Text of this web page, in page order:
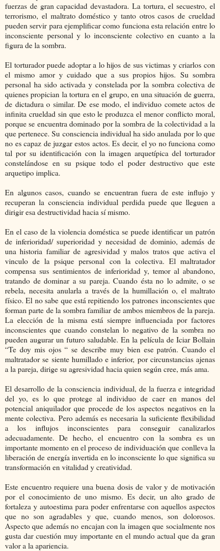
fuerzas de gran capacidad devastadora. La tortura, el secuestro, el
terrorismo, el maltrato doméstico y tanto otros casos de crueldad
pueden servir para ejemplificar como funciona esta relación entre lo
inconsciente personal y lo inconsciente colectivo en cuanto a la
figura de la sombra.
El torturador puede adoptar a lo hijos de sus victimas y criarlos con
el mismo amor y cuidado que a sus propios hijos. Su sombra
personal ha sido activada y constelada por la sombra colectiva de
quienes propician la tortura en el grupo, en una situación de guerra,
de dictadura o similar. De ese modo, el individuo comete actos de
infinita crueldad sin que esto le produzca el menor conflicto moral,
porque se encuentra dominado por la sombra de la colectividad a la
que pertenece. Su consciencia individual ha sido anulada por lo que
no es capaz de juzgar estos actos. Es decir, el yo no funciona como
tal por su identificación con la imagen arquetípica del torturador
constelándose en su psique todo el poder destructivo que este
arquetipo implica.
En algunos casos, cuando se encuentran fuera de este influjo y
recuperan la consciencia individual perdida puede que lleguen a
dirigir esa destructividad hacia sí mismo.
En el caso de la violencia doméstica se puede identificar un patrón
de inferioridad/ superioridad y necesidad de dominio, además de
una historia familiar de agresividad y malos tratos que activa el
vinculo de la psique personal con la colectiva. El maltratador
compensa sus sentimientos de inferioridad y, temor al abandono,
tratando de dominar a su pareja. Cuando ésta no lo admite, o se
rebela, necesita anularla a través de la humillación o, el maltrato
físico. El no sabe que está repitiendo los patrones inconscientes que
forman parte de la sombra familiar de ambos miembros de la pareja.
La elección de la misma está siempre influenciada por factores
inconscientes que cuando constelan lo negativo de la sombra no
pueden augurar un futuro saludable. En la película de Iciar Bollain
“Te doy mis ojos “ se describe muy bien ese patrón. Cuando el
maltratador se siente humillado e inferior, por circunstancias ajenas
a la pareja, dirige su agresividad hacia quien según cree, más ama.
El desarrollo de la consciencia individual, de la fuerza e integridad
del yo, es lo que protege al individuo de caer en manos del
potencial aniquilador que procede de los aspectos negativos en la
mente colectiva. Pero además es necesaria la suficiente flexibilidad
a los influjos inconscientes para conseguir canalizarlos
adecuadamente. De hecho, el encuentro con la sombra es un
importante momento en el proceso de individuación que conlleva la
liberación de energía invertida en lo inconsciente lo que significa su
transformación en vitalidad y creatividad.
Este encuentro requiere una buena dosis de valor y de motivación
por el conocimiento de uno mismo. Es decir, un alto grado de
fortaleza y autoestima para poder enfrentarse con aquellos aspectos
que no son agradables y que, cuando menos, son dolorosos.
Aspecto que además no encajan con la imagen que socialmente nos
gusta dar cuestión muy importante en el mundo actual que da gran
valor a la apariencia.